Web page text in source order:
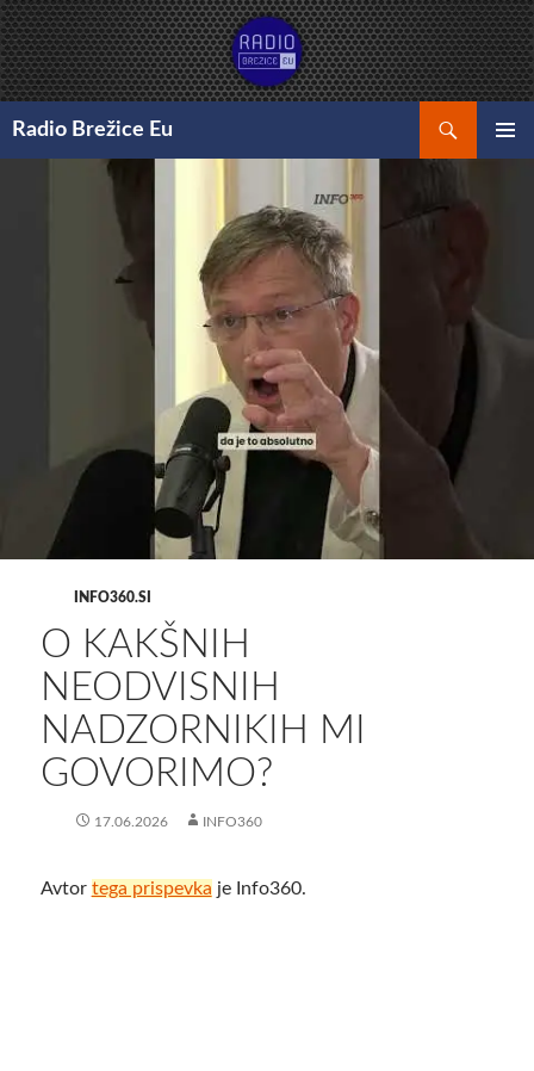
Preskoči
na
vsebino
Radio Brežice Eu
INFO360.SI
O KAKŠNIH
NEODVISNIH
NADZORNIKIH MI
GOVORIMO?
17.06.2026 INFO360
Avtor tega prispevka je Info360.